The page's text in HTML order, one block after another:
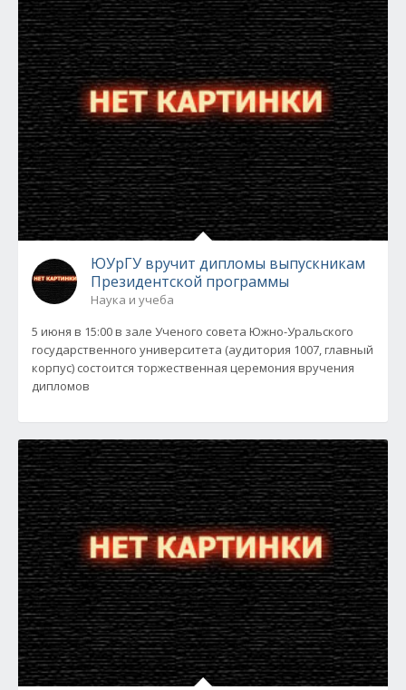
ЮУрГУ вручит дипломы выпускникам
Президентской программы
Наука и учеба
5 июня в 15:00 в зале Ученого совета Южно-Уральского
государственного университета (аудитория 1007, главный
корпус) состоится торжественная церемония вручения
дипломов